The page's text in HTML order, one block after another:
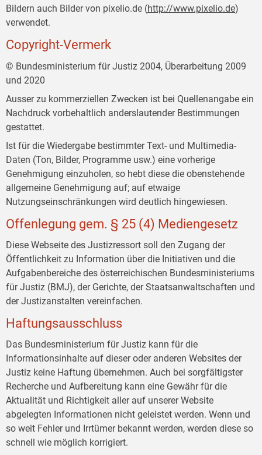
Bildern auch Bilder von pixelio.de (http://www.pixelio.de)
verwendet.
Copyright-Vermerk
© Bundesministerium für Justiz 2004, Überarbeitung 2009
und 2020
Ausser zu kommerziellen Zwecken ist bei Quellenangabe ein
Nachdruck vorbehaltlich anderslautender Bestimmungen
gestattet.
Ist für die Wiedergabe bestimmter Text- und Multimedia-
Daten (Ton, Bilder, Programme usw.) eine vorherige
Genehmigung einzuholen, so hebt diese die obenstehende
allgemeine Genehmigung auf; auf etwaige
Nutzungseinschränkungen wird deutlich hingewiesen.
Offenlegung gem. § 25 (4) Mediengesetz
Diese Webseite des Justizressort soll den Zugang der
Öffentlichkeit zu Information über die Initiativen und die
Aufgabenbereiche des österreichischen Bundesministeriums
für Justiz (BMJ), der Gerichte, der Staatsanwaltschaften und
der Justizanstalten vereinfachen.
Haftungsausschluss
Das Bundesministerium für Justiz kann für die
Informationsinhalte auf dieser oder anderen Websites der
Justiz keine Haftung übernehmen. Auch bei sorgfältigster
Recherche und Aufbereitung kann eine Gewähr für die
Aktualität und Richtigkeit aller auf unserer Website
abgelegten Informationen nicht geleistet werden. Wenn und
so weit Fehler und Irrtümer bekannt werden, werden diese so
schnell wie möglich korrigiert.